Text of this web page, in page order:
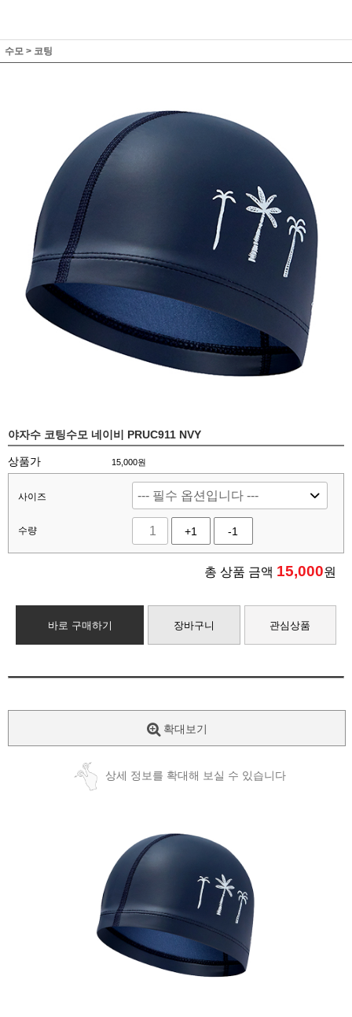
수모 > 코팅
야자수 코팅수모 네이비 PRUC911 NVY
상품가 15,000원
사이즈
수량 +1 -1
총 상품 금액 15,000원
바로 구매하기 장바구니 관심상품
확대보기
상세 정보를 확대해 보실 수 있습니다